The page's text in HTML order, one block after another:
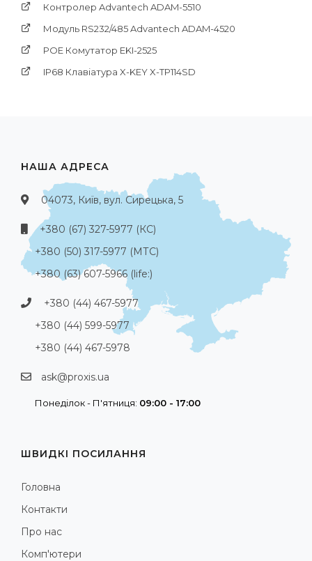
Контролер Advantech ADAM-5510
Модуль RS232/485 Advantech ADAM-4520
POE Комутатор EKI-2525
IP68 Клавіатура X-KEY X-TP114SD
НАША АДРЕСА
04073, Київ, вул. Сирецька, 5
+380 (67) 327-5977 (КС)
+380 (50) 317-5977 (МТС)
+380 (63) 607-5966 (life:)
+380 (44) 467-5977
+380 (44) 599-5977
+380 (44) 467-5978
ask@proxis.ua
Понеділок - П'ятниця: 09:00 - 17:00
ШВИДКІ ПОСИЛАННЯ
Головна
Контакти
Про нас
Комп'ютери